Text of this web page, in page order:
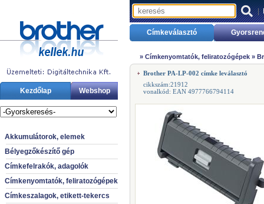
Kezdőlap Webshop
Akkumulátorok, elemek
Bélyegzőkészítő gép
Címkefelrakók, adagolók
Címkenyomtatók, feliratozógépek
Címkeszalagok, etikett-tekercs
|
Címkeválasztó
» Címkenyomtatók, feliratozógépek »
Brother PA-LP-002 címke leválasztó
cikkszám:21912
vonalkód: EAN 4977766794114